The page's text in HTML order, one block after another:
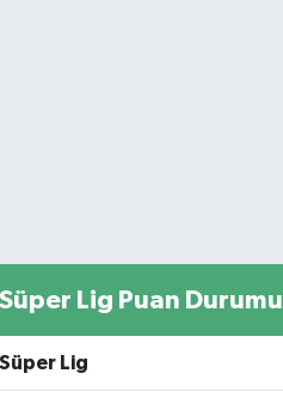
Süper Lig Puan Durumu
Süper Lig